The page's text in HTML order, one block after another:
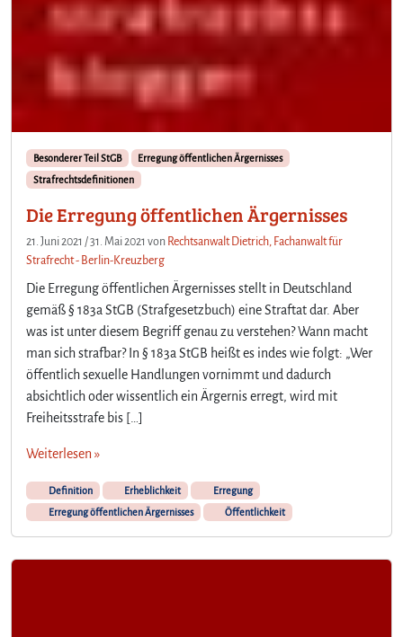
Besonderer Teil StGB
Erregung öffentlichen Ärgernisses
Strafrechtsdefinitionen
Die Erregung öffentlichen Ärgernisses
21. Juni 2021 /31. Mai 2021 von Rechtsanwalt Dietrich, Fachanwalt für
Strafrecht - Berlin-Kreuzberg
Die Erregung öffentlichen Ärgernisses stellt in Deutschland
gemäß § 183a StGB (Strafgesetzbuch) eine Straftat dar. Aber
was ist unter diesem Begriff genau zu verstehen? Wann macht
man sich strafbar? In § 183a StGB heißt es indes wie folgt: „Wer
öffentlich sexuelle Handlungen vornimmt und dadurch
absichtlich oder wissentlich ein Ärgernis erregt, wird mit
Freiheitsstrafe bis […]
Weiterlesen »
Definition Erheblichkeit
Erregung
Erregung öffentlichen Ärgernisses
Öffentlichkeit